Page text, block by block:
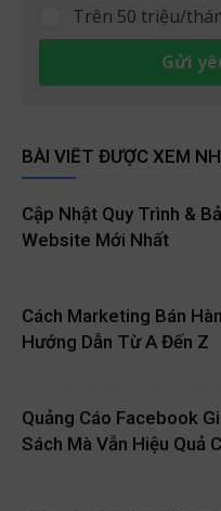
Trên 50 triệu/
Gửi
BÀI VIẾT ĐƯỢC XEM
Cập Nhật Quy Trình &
Website Mới Nhất
Cách Marketing Bán
Hướng Dẫn Từ A Đến Z
Quảng Cáo Facebook
Sách Mà Vẫn Hiệu Quả